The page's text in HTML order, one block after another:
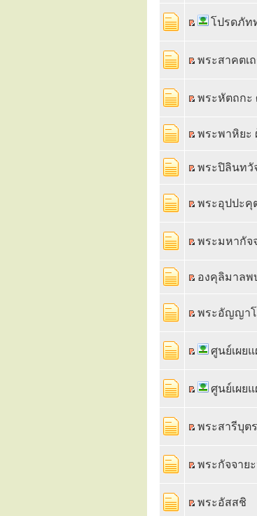
โปรดภัท
พระสาคตเ
พระหัตถกะ
พระพาหิยะ
พระปิลินทวั
พระอุปปะคุ
พระมหากัจ
องคุลิมาลพ
พระอัญญา
ศูนย์เผย
ศูนย์เผย
พระสารีบุต
พระกัจจาย
พระอัสสชิ